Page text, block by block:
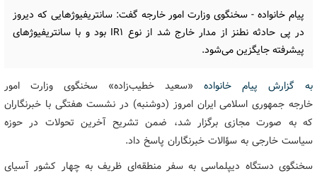
پیام خانواده - سخنگوی وزارت امور خارجه گفت: سانتریفیوژهایی که دیروز
در پی حادثه نطنز از مدار خارج شد از نوع IR1 بود و با سانتریفیوژهای
پیشرفته جایگزین می‌شود.
به گزارش پیام خانواده «سعید خطیب‌زاده» سخنگوی وزارت امور
خارجه جمهوری اسلامی ایران امروز (دوشنبه) در نشست هفتگی با خبرنگاران
که به صورت مجازی برگزار شد، ضمن تشریح آخرین تحولات در حوزه
سیاست خارجی به سؤالات خبرنگاران پاسخ داد.
سخنگوی دستگاه دیپلماسی به سفر منطقه‌ای ظریف به چهار کشور آسیای